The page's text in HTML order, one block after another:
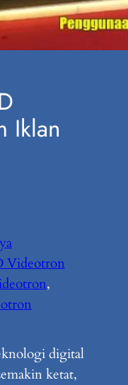
Iklan
Videotron
digital
ketat,